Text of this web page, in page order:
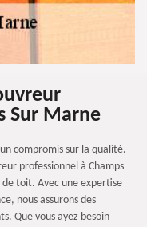
Sur Marne
compromis sur la qualité.
professionnel à Champs
toit. Avec une expertise
nous assurons des
Que vous ayez besoin